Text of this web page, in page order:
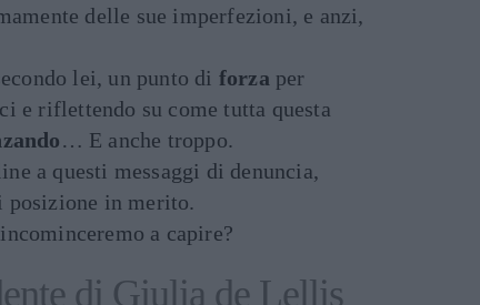
delle sue imperfezioni, e anzi,
lei, un punto di forza per
e riflettendo su come tutta questa
… E anche troppo.
a questi messaggi di denuncia,
posizione in merito.
a capire?
di Giulia de Lellis